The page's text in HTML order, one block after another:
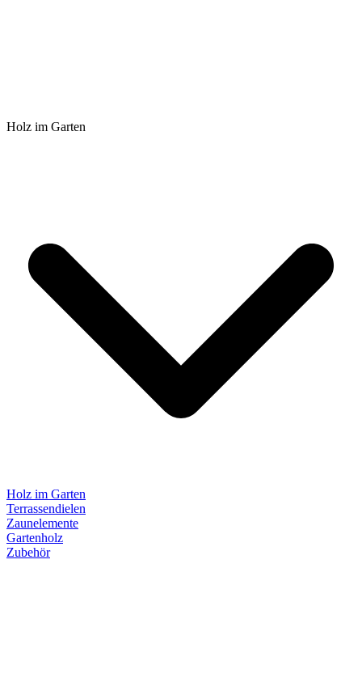
Holz im Garten
Holz im Garten
Terrassendielen
Zaunelemente
Gartenholz
Zubehör